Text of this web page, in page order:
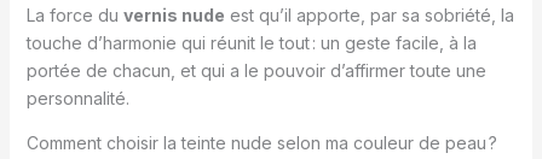
La force du vernis nude est qu’il apporte, par sa sobriété, la
touche d’harmonie qui réunit le tout : un geste facile, à la
portée de chacun, et qui a le pouvoir d’affirmer toute une
personnalité.
Comment choisir la teinte nude selon ma couleur de peau ?